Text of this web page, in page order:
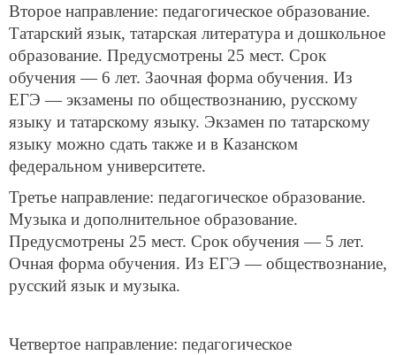
Второе направление: педагогическое образование.
Татарский язык, татарская литература и дошкольное
образование. Предусмотрены 25 мест. Срок
обучения — 6 лет. Заочная форма обучения. Из
ЕГЭ — экзамены по обществознанию, русскому
языку и татарскому языку. Экзамен по татарскому
языку можно сдать также и в Казанском
федеральном университете.
Третье направление: педагогическое образование.
Музыка и дополнительное образование.
Предусмотрены 25 мест. Срок обучения — 5 лет.
Очная форма обучения. Из ЕГЭ — обществознание,
русский язык и музыка.
Четвертое направление: педагогическое